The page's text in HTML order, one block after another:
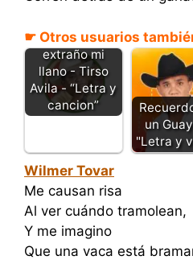
☛ Otros usuarios
Como te
extraño mi
llano - Tirso
Avila - “Letra y
cancion”
un
"Letra y
Wilmer Tovar
Me causan risa
Al ver cuándo tramolean,
Y me imagino
Que una vaca está